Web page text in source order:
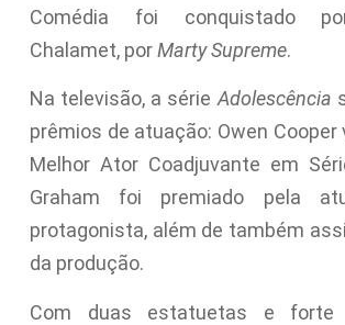
Comédia foi conquistado
Chalamet, porMarty Supreme.
Na televisão, a sérieAdolescência
prêmios de atuação: Owen
Melhor Ator Coadjuvante em
Graham foi premiado pela
protagonista, além de também
da produção.
Com duas estatuetas e forte